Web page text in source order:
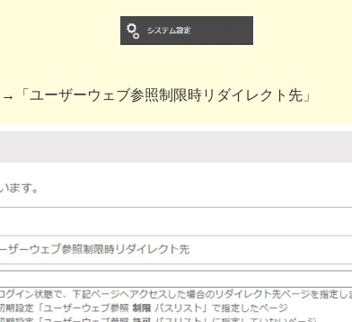
ユーザーウェブ参照制限時リダイレクト先」